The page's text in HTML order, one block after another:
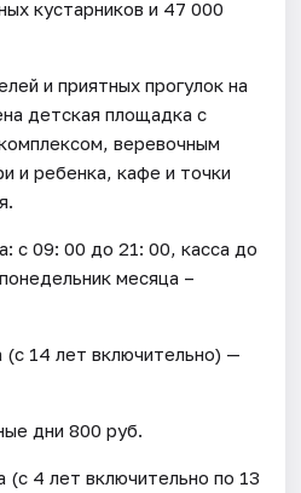
кустарников и 47 000
и приятных прогулок на
детская площадка с
веревочным
и ребенка, кафе и точки
с 09: 00 до 21: 00, касса до
месяца –
(c 14 лет включительно) —
дни 800 руб.
(с 4 лет включительно по 13